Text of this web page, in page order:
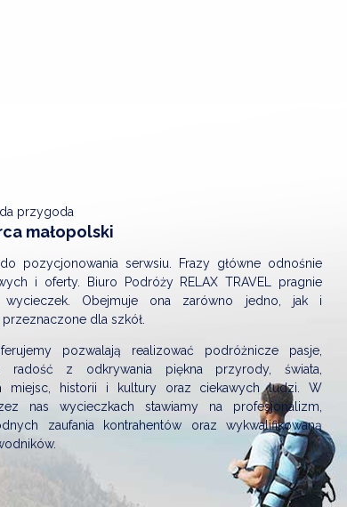
przygoda
małopolski
pozycjonowania serwsiu. Frazy główne odnośnie
i oferty. Biuro Podróży RELAX TRAVEL pragnie
wycieczek. Obejmuje ona zarówno jedno, jak i
dla szkół.
pozwalają realizować podróżnicze pasje,
radość z odkrywania piękna przyrody, świata,
miejsc, historii i kultury oraz ciekawych ludzi. W
nas wycieczkach stawiamy na profesjonalizm,
zaufania kontrahentów oraz wykwalifikowaną